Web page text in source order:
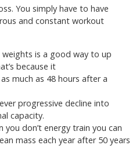
You simply have to have
and constant workout
is a good way to up
because it
much as 48 hours after a
progressive decline into
capacity.
you don’t energy train you can
mass each year after 50 years